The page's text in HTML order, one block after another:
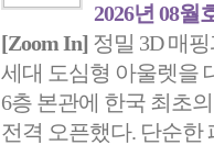
2026년 08월
[Zoom In] 정밀 3D 매
세대 도심형 아울렛을
6층 본관에 한국 최초
전격 오픈했다. 단순한